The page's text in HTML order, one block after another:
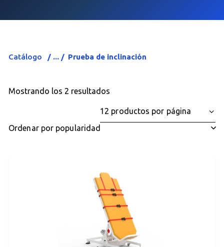
Catálogo Prueba de inclinación
Mostrando los 2 resultados